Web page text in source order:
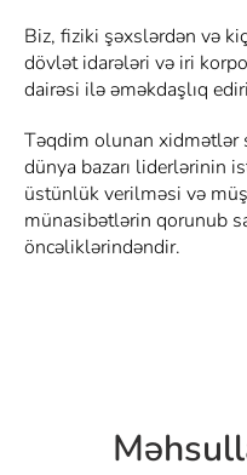
Biz, fiziki şəxslərdən və
dövlət idarələri və iri
dairəsi ilə əməkdaşlıq
Təqdim olunan xidmətlər
dünya bazarı liderlərinin
üstünlük verilməsi və
münasibətlərin qorunub
öncəliklərindəndir.